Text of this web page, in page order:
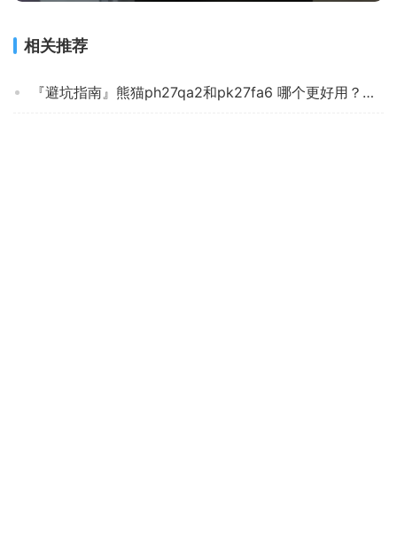
相关推荐
『避坑指南』熊猫ph27qa2和pk27fa6 哪个更好用？谁是性价比之王